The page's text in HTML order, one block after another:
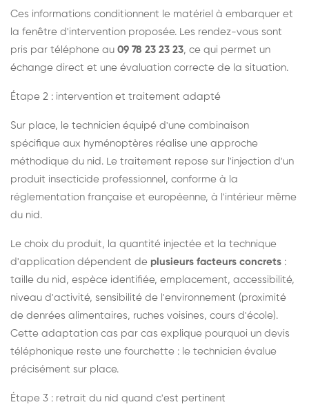
Ces informations conditionnent le matériel à embarquer et
la fenêtre d'intervention proposée. Les rendez-vous sont
pris par téléphone au 09 78 23 23 23, ce qui permet un
échange direct et une évaluation correcte de la situation.
Étape 2 : intervention et traitement adapté
Sur place, le technicien équipé d'une combinaison
spécifique aux hyménoptères réalise une approche
méthodique du nid. Le traitement repose sur l'injection d'un
produit insecticide professionnel, conforme à la
réglementation française et européenne, à l'intérieur même
du nid.
Le choix du produit, la quantité injectée et la technique
d'application dépendent de plusieurs facteurs concrets :
taille du nid, espèce identifiée, emplacement, accessibilité,
niveau d'activité, sensibilité de l'environnement (proximité
de denrées alimentaires, ruches voisines, cours d'école).
Cette adaptation cas par cas explique pourquoi un devis
téléphonique reste une fourchette : le technicien évalue
précisément sur place.
Étape 3 : retrait du nid quand c'est pertinent